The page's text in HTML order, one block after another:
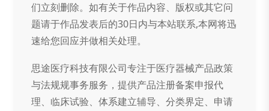
们立刻删除。如有关于作品内容、版权或其它问
题请于作品发表后的30日内与本站联系,本网将迅
速给您回应并做相关处理。
思途医疗科技有限公司专注于医疗器械产品政策
与法规规事务服务，提供产品注册备案申报代
理、临床试验、体系建立辅导、分类界定、申请